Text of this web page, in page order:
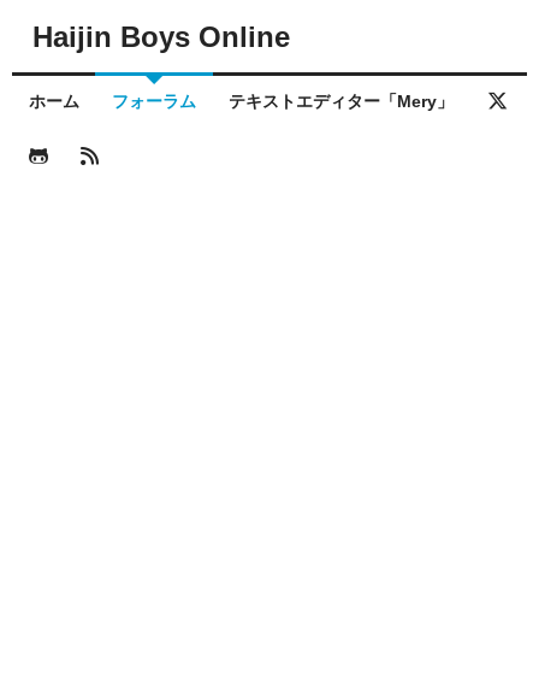
Haijin Boys Online
ホーム フォーラム テキストエディター「Mery」